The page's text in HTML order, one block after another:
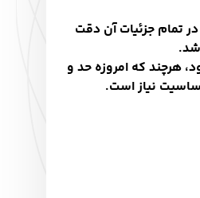
تمام جزئیات آن دقت
.
هرچند که امروزه حد و
نیاز است.